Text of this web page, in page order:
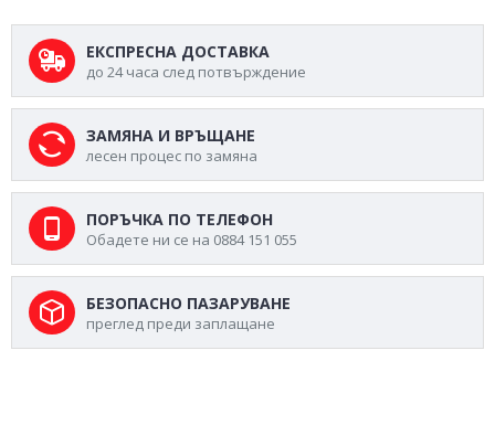
ЕКСПРЕСНА ДОСТАВКА
до 24 часа след потвърждение
ЗАМЯНА И ВРЪЩАНЕ
лесен процес по замяна
ПОРЪЧКА ПО ТЕЛЕФОН
Обадете ни се на 0884 151 055
БЕЗОПАСНО ПАЗАРУВАНЕ
преглед преди заплащане